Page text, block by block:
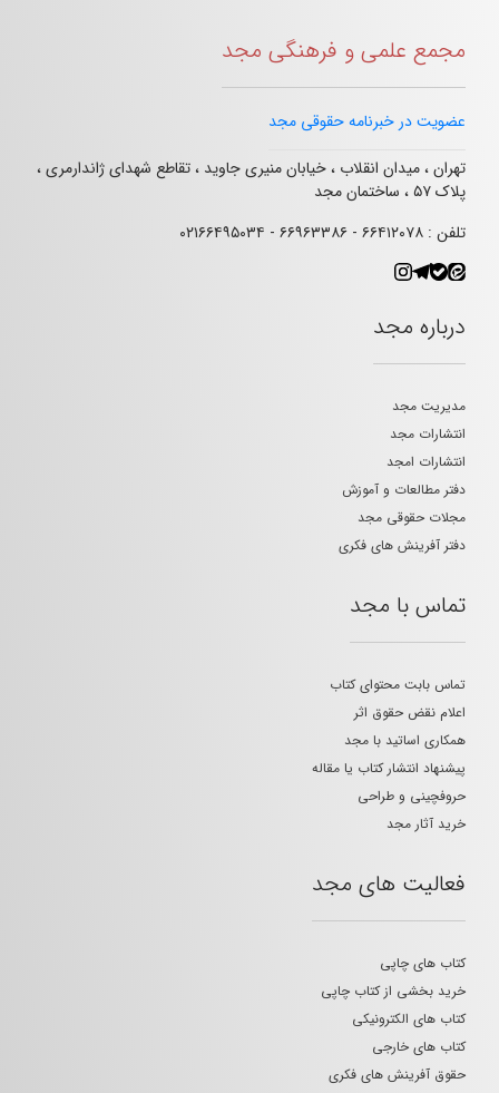
مجمع علمی و فرهنگی مجد
عضویت در خبرنامه حقوقی مجد
تهران ، میدان انقلاب ، خیابان منیری جاوید ، تقاطع شهدای ژاندارمری ،
پلاک ۵۷ ، ساختمان مجد
تلفن : ۶۶۴۱۲۰۷۸ - ۶۶۹۶۳۳۸۶ - ۰۲۱۶۶۴۹۵۰۳۴
درباره مجد
مدیریت مجد
انتشارات مجد
انتشارات امجد
دفتر مطالعات و آموزش
مجلات حقوقی مجد
دفتر آفرینش های فکری
تماس با مجد
تماس بابت محتوای کتاب
اعلام نقض حقوق اثر
همکاری اساتید با مجد
پیشنهاد انتشار کتاب یا مقاله
حروفچینی و طراحی
خرید آثار مجد
فعالیت های مجد
کتاب های چاپی
خرید بخشی از کتاب چاپی
کتاب های الکترونیکی
کتاب های خارجی
حقوق آفرینش های فکری